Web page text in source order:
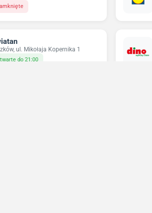
ul. Mikołaja Kopernika 1
do 21:00